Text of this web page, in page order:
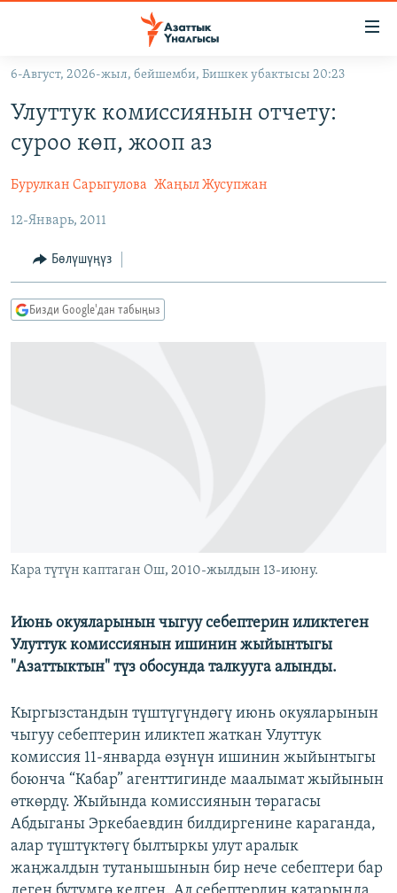
Навигацияга
өтүңүз
Издөөгө
салыңыз
КЫРГЫЗСТАН
КЫРГЫЗСТАН
САЯСАТ
ЭКОНОМИКА
МАДАНИЯТ
ДҮЙНӨ
ДҮЙНӨ
БОРБОР АЗИЯ
УКРАИНА
АТАЙЫН ИЛИКТӨӨ
ТВ ПРОГРАММАЛАР
БҮГҮН АЗАТТЫКТА
ЭКСПЕРТТЕР ТАЛДАЙТ
ПОДКАСТ
ӨЗГӨЧӨ ПИКИР
6-Август, 2026-жыл, бейшемби, Бишкек убактысы 20:23
Улуттук комиссиянын отчету:
суроо көп, жооп аз
Бурулкан Сарыгулова Жаңыл Жусупжан
12-Январь, 2011
Бөлүшүңүз
Бизди Google'дан табыңыз
Кара түтүн каптаган Ош, 2010-жылдын 13-июну.
Июнь окуяларынын чыгуу себептерин иликтеген
Улуттук комиссиянын ишинин жыйынтыгы
"Азаттыктын" түз обосунда талкууга алынды.
Кыргызстандын түштүгүндөгү июнь окуяларынын
чыгуу себептерин иликтеп жаткан Улуттук
комиссия 11-январда өзүнүн ишинин жыйынтыгы
боюнча “Кабар” агенттигинде маалымат жыйынын
өткөрдү. Жыйында комиссиянын төрагасы
Абдыганы Эркебаевдин билдиргенине караганда,
алар түштүктөгү былтыркы улут аралык
жаңжалдын тутанышынын бир нече себептери бар